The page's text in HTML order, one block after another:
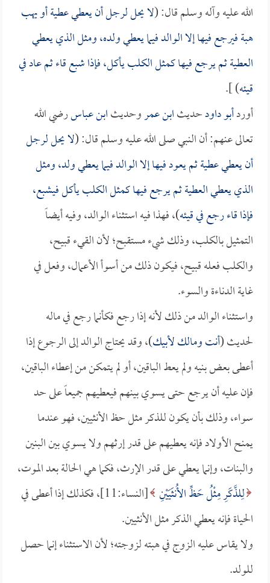
الله عليه وآله وسلم قال: (لا يحل لرجل أن يعطي عطية أو يهب
هبة فيرجع فيها إلا الوالد فيما يعطي ولده، ومثل الذي يعطي
العطية ثم يرجع فيها كمثل الكلب يأكل، فإذا شبع قاء ثم عاد في
قيئه) ].
أوردأبو داودحديثابن عمروحديثابن عباسرضي الله
تعالى عنهم: أن النبي صلى الله عليه وسلم قال: (لا يحل لرجل
أن يعطي عطية ثم يعود فيها إلا الوالد فيما يعطي ولد، ومثل
الذي يعطي العطية ثم يرجع فيها كمثل الكلب يأكل فيشبع،
فإذا قاء رجع في قيئه)، فهذا فيه استثناء الوالد، وفيه أيضاً
التمثيل بالكلب، وذلك شيء مستقبح؛ لأن القيء قبيح،
والكلب فعله قبيح، فيكون ذلك من أسوأ الأعمال، وفعل في
غاية الدناءة والسوء.
واستثناء الوالد من ذلك لأنه إذا رجع فكأنما رجع في ماله
لحديث (أنت ومالك لأبيك)، وقد يحتاج الوالد إلى الرجوع إذا
أعطى بعض بنيه ولم يعط الباقين، أو لم يتمكن من إعطاء الباقين،
فإن عليه أن يرجع حتى يسوي بينهم فيعطيهم جميعاً على حد
سواء، وذلك بأن يكون للذكر مثل حظ الأنثيين، فهو عندما
يمنح الأولاد فإنه يعطيهم على قدر إرثهم ولا يسوي بين البنين
والبنات، وإنما يعطي على قدر الإرث، فكما هي الحالة بعد الموت،
لِلذَّكَرِ مِثْلُ حَظِّ الأُنثَيَيْنِ
[النساء:11]، فكذلك إذا أعطى في
الحياة فإنه يعطي الذكر مثل الأنثيين.
ولا يقاس عليه الزوج في هبته لزوجته؛ لأن الاستثناء إنما حصل
للولد.